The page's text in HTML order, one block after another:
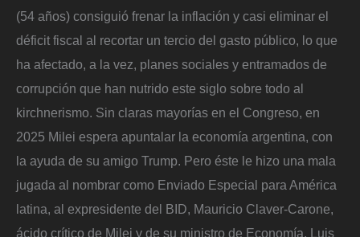
(54 años) consiguió frenar la inflación y casi eliminar el
déficit fiscal al recortar un tercio del gasto público, lo que
ha afectado, a la vez, planes sociales y entramados de
corrupción que han nutrido este siglo sobre todo al
kirchnerismo. Sin claras mayorías en el Congreso, en
2025 Milei espera apuntalar la economía argentina, con
la ayuda de su amigo Trump. Pero éste le hizo una mala
jugada al nombrar como Enviado Especial para América
latina, al expresidente del BID, Mauricio Claver-Carone,
ácido crítico de Milei y de su ministro de Economía, Luis